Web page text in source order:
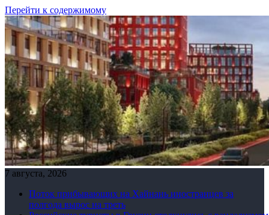
Перейти к содержимому
7 августа, 2026
Поток прибывающих на Хайнань иностранцев за
полгода вырос на треть